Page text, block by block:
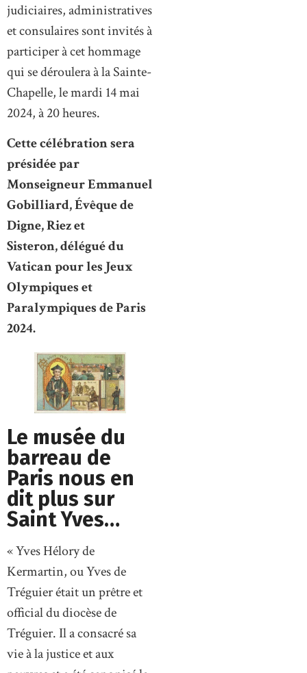
judiciaires, administratives
et consulaires sont invités à
participer à cet hommage
qui se déroulera à la Sainte-
Chapelle, le mardi 14 mai
2024, à 20 heures.
Cette célébration sera
présidée par
Monseigneur Emmanuel
Gobilliard, Évêque de
Digne, Riez et
Sisteron, délégué du
Vatican pour les Jeux
Olympiques et
Paralympiques de Paris
2024.
Le musée du
barreau de
Paris nous en
dit plus sur
Saint Yves…
« Yves Hélory de
Kermartin, ou Yves de
Tréguier était un prêtre et
official du diocèse de
Tréguier. Il a consacré sa
vie à la justice et aux